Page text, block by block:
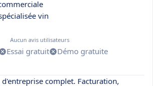
vin
Aucun avis utilisateurs
Essai gratuit
Démo gratuite
complet. Facturation,